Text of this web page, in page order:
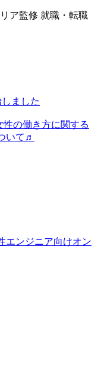
ア監修 就職・転職
ました
性の働き方に関する
いて♬
エンジニア向けオン